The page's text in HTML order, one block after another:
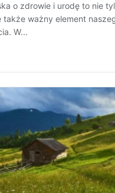
o zdrowie i urodę to nie
także ważny element
W...